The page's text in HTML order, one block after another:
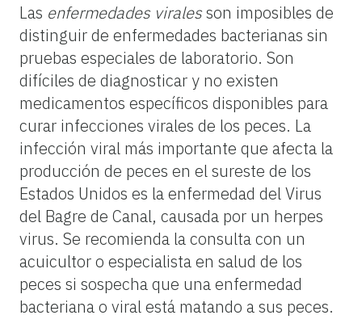
Las enfermedades viralesson imposibles de
distinguir de enfermedades bacterianas sin
pruebas especiales de laboratorio. Son
difíciles de diagnosticar y no existen
medicamentos específicos disponibles para
curar infecciones virales de los peces. La
infección viral más importante que afecta la
producción de peces en el sureste de los
Estados Unidos es la enfermedad del Virus
del Bagre de Canal, causada por un herpes
virus. Se recomienda la consulta con un
acuicultor o especialista en salud de los
peces si sospecha que una enfermedad
bacteriana o viral está matando a sus peces.